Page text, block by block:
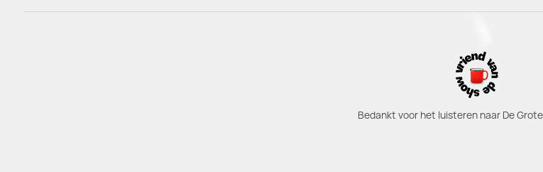
Bedankt voor het luisteren naar De